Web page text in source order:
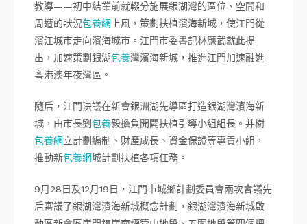
教導——初中結業前就輟分施展銀湖灣的區位、空間和
周遭的狀況包養網 上風，策劃扶植濱海新城，使江門從
濱江城市走向濱海城市。江門市委書記林應武就此提
出，加速策劃銀湖包養灣濱海新城，推進江門加速融進
粵港澳年夜灣區。
隨后，江門決議在新會銀洲湖先導區打造銀湖灣濱海新
城，由市長劉包養毅擔負開闢扶植引導小組組長。并樹
包養網立計劃編制、財產成長、資金保證等專責小組，
推動新包養網城計劃扶植各項任務。
9月28日及12月19日，江門市城鄉計劃委員會兩次會議先
后審議了銀湖灣濱海新城概念計劃，銀湖灣濱海新城啟